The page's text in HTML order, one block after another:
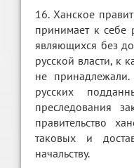
16. Ханское
принимает к себе
являющихся без
русской власти, к
не
русских
преследования
правительство
таковых и
начальству.